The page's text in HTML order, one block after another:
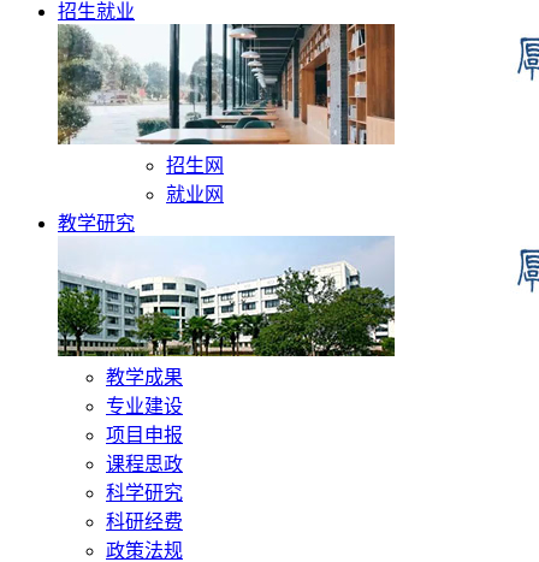
招生就业
招生网
就业网
教学研究
教学成果
专业建设
项目申报
课程思政
科学研究
科研经费
政策法规